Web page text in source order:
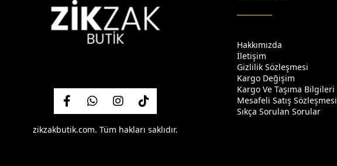
zikzakbutik.com. Tüm hakları saklıdır.
Hakkımızda
İletişim
Gizlilik Sözleşmesi
Kargo Değişim
Kargo Ve Taşıma Bilgileri
Mesafeli Satış Sözleşmesi
Sıkça Sorulan Sorular